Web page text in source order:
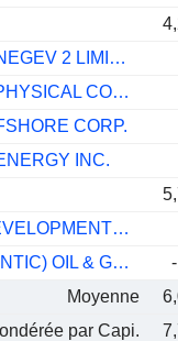
ISRAMCO NEGEV 2 LIMITED PARTNERSHIP
SINO GEOPHYSICAL CO., LTD
CORP.
INC.
COHEN DEVELOPMENT GAS & OIL LTD.
ECO (ATLANTIC) OIL & GAS LTD.
Moyenne
par Capi.